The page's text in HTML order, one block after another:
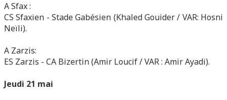
A Sfax :
CS Sfaxien - Stade Gabésien (Khaled Gouider / VAR: Hosni
Neïli).
A Zarzis:
ES Zarzis - CA Bizertin (Amir Loucif / VAR : Amir Ayadi).
Jeudi 21 mai